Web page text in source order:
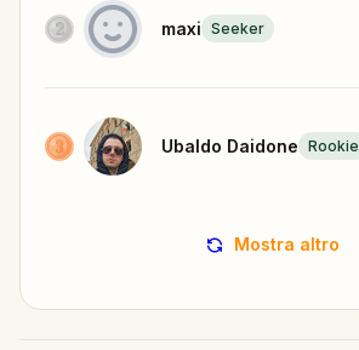
maxi Seeker
Ubaldo Daidone Rookie
Mostra altro